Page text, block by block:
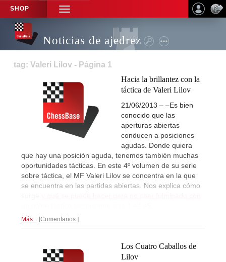
SHOP
TOGGLE
NAVIGATION
Noticias de ajedrez
tag: Valeri Lilov - Página 1
Hacia la brillantez con la
táctica de Valeri Lilov
21/06/2013 – –Es bien
conocido que las
aperturas abiertas
conducen a posiciones
agudas. Donde quiera
que hay una posición aguda, tenemos también muchas
oportunidades tácticas. En este 4º volumen de su serie
sobre táctica, el MF Valeri Lilov se concentra en la que
se encuentra en las partidas abiertas. Nos explica cómo
Más... Comentarios
Los Cuatro Caballos de
Lilov